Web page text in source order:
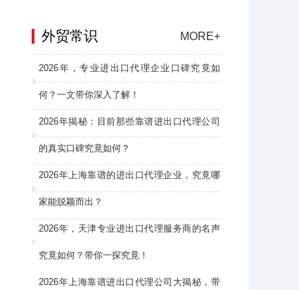
外贸常识 MORE+
2026年，专业进出口代理企业口碑究竟如
何？一文带你深入了解！
2026年揭秘：目前那些靠谱进出口代理公司
的真实口碑究竟如何？
2026年上海靠谱的进出口代理企业，究竟哪
家能脱颖而出？
2026年，天津专业进出口代理服务商的名声
究竟如何？带你一探究竟！
2026年上海靠谱进出口代理公司大揭秘，带